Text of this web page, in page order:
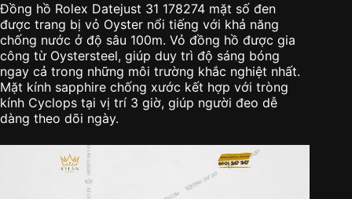
Đồng hồ Rolex Datejust 31 178274 mặt số đen
được trang bị vỏ Oyster nổi tiếng với khả năng
chống nước ở độ sâu 100m. Vỏ đồng hồ được gia
công từ Oystersteel, giúp duy trì độ sáng bóng
ngay cả trong những môi trường khắc nghiệt nhất.
Mặt kính sapphire chống xước kết hợp với tròng
kính Cyclops tại vị trí 3 giờ, giúp người đeo dễ
dàng theo dõi ngày.